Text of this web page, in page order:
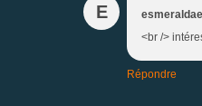
E esmeraldae
<br />
Répondre